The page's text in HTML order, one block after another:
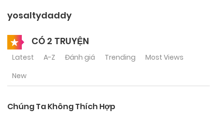
yosaltydaddy
CÓ 2 TRUYỆN
Latest A-Z Đánh giá Trending
Most Views
New
Chúng Ta Không Thích Hợp